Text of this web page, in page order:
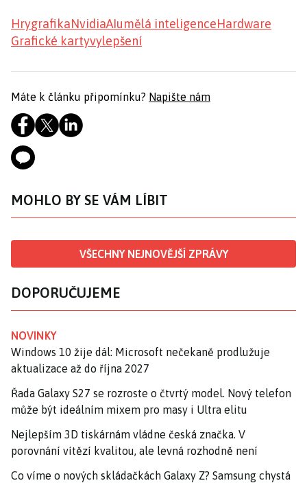
HrygrafikaNvidiaAIumělá inteligenceHardware
Grafické kartyvylepšení
Máte k článku připomínku? Napište nám
MOHLO BY SE VÁM LÍBIT
VŠECHNY NEJNOVĚJŠÍ ZPRÁVY
DOPORUČUJEME
NOVINKY
Windows 10 žije dál: Microsoft nečekaně prodlužuje
aktualizace až do října 2027
Řada Galaxy S27 se rozroste o čtvrtý model. Nový telefon
může být ideálním mixem pro masy i Ultra elitu
Nejlepším 3D tiskárnám vládne česká značka. V
porovnání vítězí kvalitou, ale levná rozhodně není
Co víme o nových skládačkách Galaxy Z? Samsung chystá